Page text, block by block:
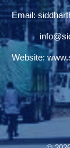
Email:
Website: